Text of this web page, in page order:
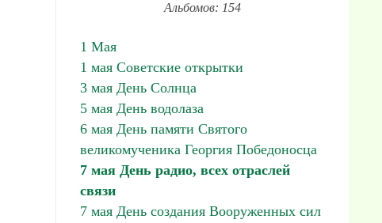
Альбомов: 154
1 Мая
1 мая Советские открытки
3 мая День Солнца
5 мая День водолаза
6 мая День памяти Святого
великомученика Георгия Победоносца
7 мая День радио, всех отраслей
связи
7 мая День создания Вооруженных сил